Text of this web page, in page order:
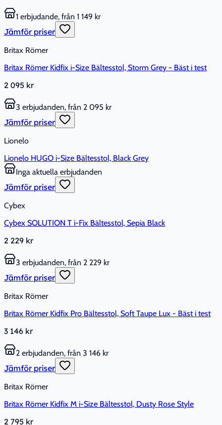
1 erbjudande, från 1 149 kr
Jämför priser
Britax Römer
Britax Römer Kidfix i-Size Bältesstol, Storm Grey - Bäst i test
2 095 kr
3 erbjudanden, från 2 095 kr
Jämför priser
Lionelo
Lionelo HUGO i-Size Bältesstol, Black Grey
Inga aktuella erbjudanden
Jämför priser
Cybex
Cybex SOLUTION T i-Fix Bältesstol, Sepia Black
2 229 kr
3 erbjudanden, från 2 229 kr
Jämför priser
Britax Römer
Britax Römer Kidfix Pro Bältesstol, Soft Taupe Lux - Bäst i test
3 146 kr
2 erbjudanden, från 3 146 kr
Jämför priser
Britax Römer
Britax Römer Kidfix M i-Size Bältesstol, Dusty Rose Style
2 795 kr